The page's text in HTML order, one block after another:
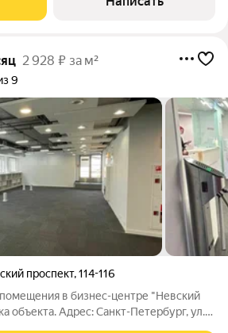
2 928 ₽ за м²
9
проспект,114-116
в бизнес-центре "Невский
объекта. Адрес: Санкт-Петербург, ул.